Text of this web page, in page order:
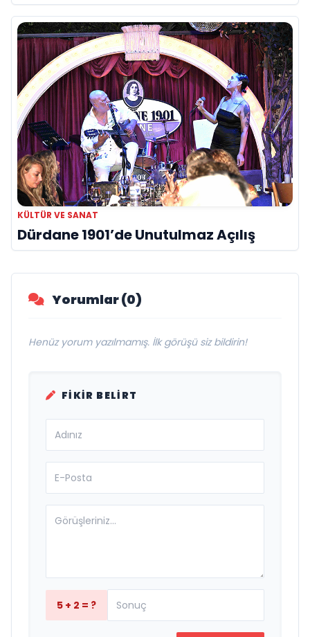
KÜLTÜR VE SANAT
Dürdane 1901’de Unutulmaz Açılış
Yorumlar (0)
Henüz yorum yazılmamış. İlk görüşü siz bildirin!
FIKIR BELIRT
5 + 2 = ?